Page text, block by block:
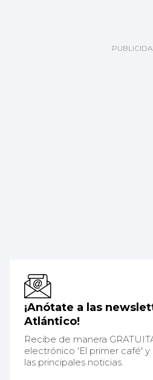
¡Anótate a las
Atlántico!
Recibe de manera
electrónico 'El primer café'
las principales noticias.